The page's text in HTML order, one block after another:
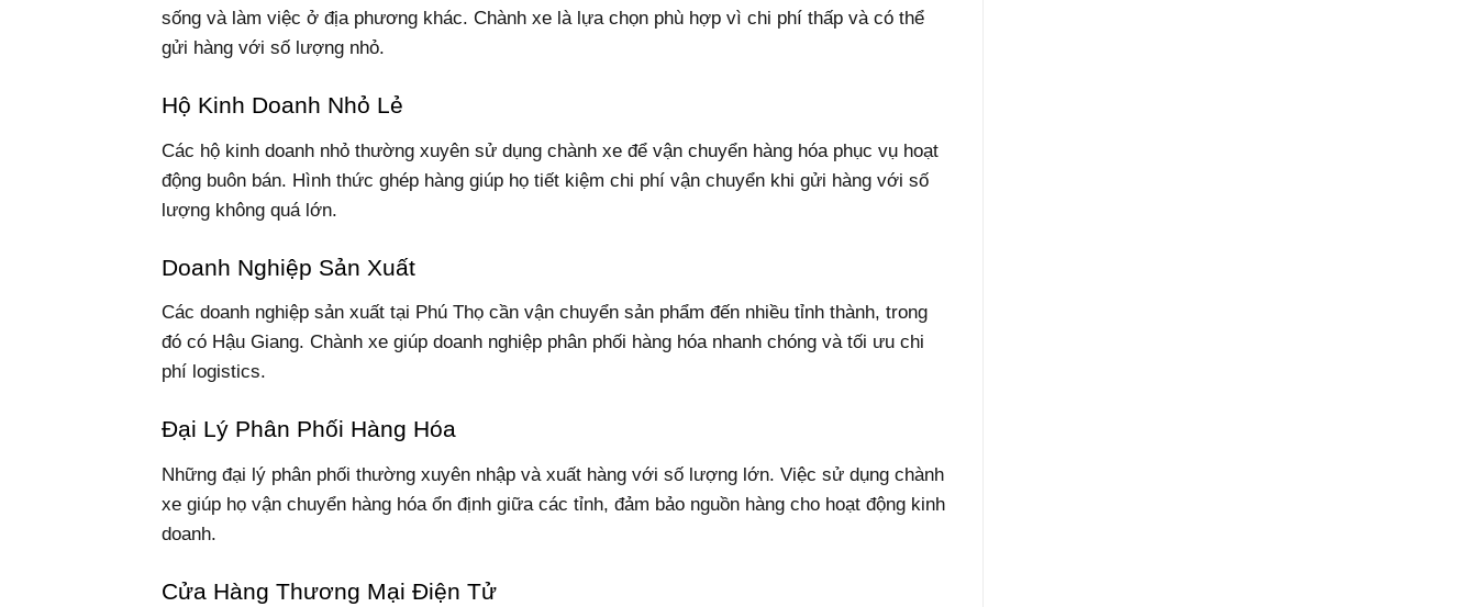
sống và làm việc ở địa phương khác. Chành xe là lựa chọn phù hợp vì chi phí thấp và có thể
gửi hàng với số lượng nhỏ.
Hộ Kinh Doanh Nhỏ Lẻ
Các hộ kinh doanh nhỏ thường xuyên sử dụng chành xe để vận chuyển hàng hóa phục vụ hoạt
động buôn bán. Hình thức ghép hàng giúp họ tiết kiệm chi phí vận chuyển khi gửi hàng với số
lượng không quá lớn.
Doanh Nghiệp Sản Xuất
Các doanh nghiệp sản xuất tại Phú Thọ cần vận chuyển sản phẩm đến nhiều tỉnh thành, trong
đó có Hậu Giang. Chành xe giúp doanh nghiệp phân phối hàng hóa nhanh chóng và tối ưu chi
phí logistics.
Đại Lý Phân Phối Hàng Hóa
Những đại lý phân phối thường xuyên nhập và xuất hàng với số lượng lớn. Việc sử dụng chành
xe giúp họ vận chuyển hàng hóa ổn định giữa các tỉnh, đảm bảo nguồn hàng cho hoạt động kinh
doanh.
Cửa Hàng Thương Mại Điện Tử